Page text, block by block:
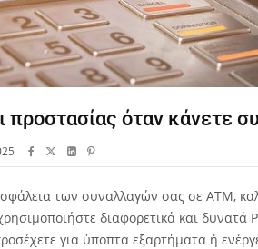
προστασίας όταν κάνετε
των συναλλαγών σας σε ΑΤΜ,
διαφορετικά και δυνατά
για ύποπτα εξαρτήματα ή